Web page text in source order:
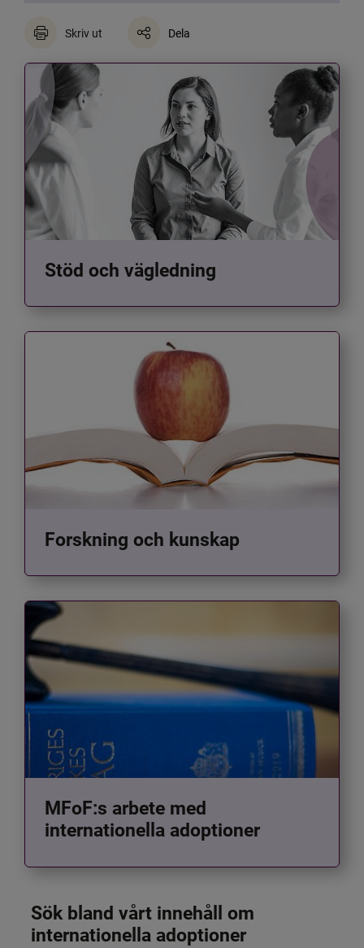
Skriv ut Dela
Stöd och vägledning
Forskning och kunskap
MFoF:s arbete med
internationella adoptioner
Sök bland vårt innehåll om
internationella adoptioner